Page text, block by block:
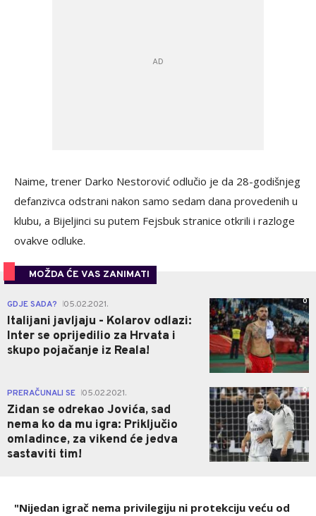
Naime, trener Darko Nestorović odlučio je da 28-godišnjeg
defanzivca odstrani nakon samo sedam dana provedenih u
klubu, a Bijeljinci su putem Fejsbuk stranice otkrili i razloge
ovakve odluke.
MOŽDA ĆE VAS ZANIMATI
GDJE SADA? 05.02.2021.
Italijani javljaju - Kolarov odlazi:
Inter se oprijedilio za Hrvata i
skupo pojačanje iz Reala!
0
PRERAČUNALI SE 05.02.2021.
Zidan se odrekao Jovića, sad
nema ko da mu igra: Priključio
omladince, za vikend će jedva
sastaviti tim!
0
"Nijedan igrač nema privilegiju ni protekciju veću od